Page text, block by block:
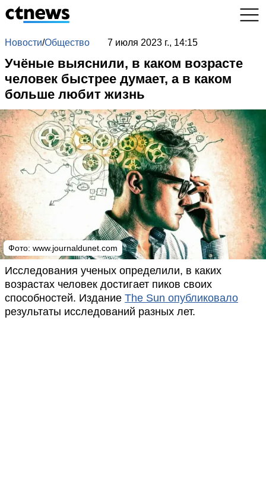
Новости/Общество 7 июля 2023 г., 14:15
Учёные выяснили, в каком возрасте
человек быстрее думает, а в каком
больше любит жизнь
Фото: www.journaldunet.com
Исследования ученых определили, в каких
возрастах человек достигает пиков своих
способностей. Издание The Sun опубликовало
результаты исследований разных лет.